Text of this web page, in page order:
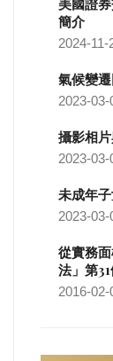
美國證
簡介
2024-11-
氣候變
2023-03-
攝影相
2023-03-
未成年
2023-03-
從實務
法」第
2016-02-